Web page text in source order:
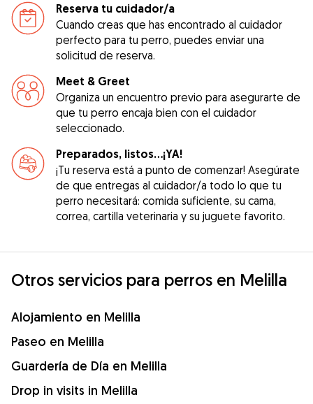
Reserva tu cuidador/a
Cuando creas que has encontrado al cuidador
perfecto para tu perro, puedes enviar una
solicitud de reserva.
Meet & Greet
Organiza un encuentro previo para asegurarte de
que tu perro encaja bien con el cuidador
seleccionado.
Preparados, listos...¡YA!
¡Tu reserva está a punto de comenzar! Asegúrate
de que entregas al cuidador/a todo lo que tu
perro necesitará: comida suficiente, su cama,
correa, cartilla veterinaria y su juguete favorito.
Otros servicios para perros en Melilla
Alojamiento en Melilla
Paseo en Melilla
Guardería de Día en Melilla
Drop in visits in Melilla